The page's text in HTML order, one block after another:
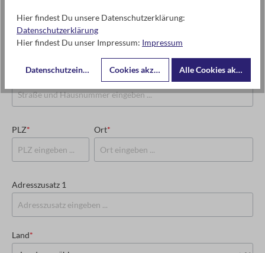
USt-IdNr. oder Steuernummer
Straße und Hausnummer
PLZ* Ort*
Adresszusatz 1
Land*
Hier findest Du unsere Datenschutzerklärung:
Datenschutzerklärung
Hier findest Du unser Impressum: Impressum
DatenschutzeinstellungenCookies akzeptierenAlle Cookies